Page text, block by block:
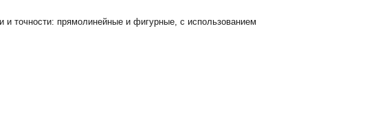
и точности: прямолинейные и фигурные, с использованием